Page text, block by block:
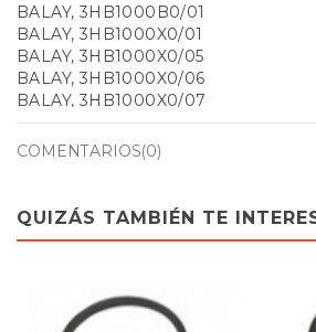
BALAY, 3HB1000B0/01
BALAY, 3HB1000X0/01
BALAY, 3HB1000X0/05
BALAY, 3HB1000X0/06
BALAY, 3HB1000X0/07
BALAY, 3HB1000X0/08
BALAY, 3HB1000X0/09
BALAY, 3HB2010B0/01
BALAY, 3HB2010B0/11
BALAY, 3HB2010B0/12
BALAY, 3HB2010B0/15
BALAY, 3HB2010B0/16
COMENTARIOS(0)
QUIZÁS TAMBIÉN TE